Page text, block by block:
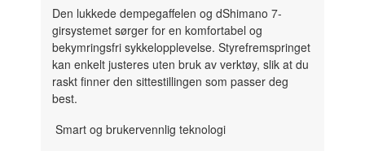
Den lukkede dempegaffelen og dShimano 7-
girsystemet sørger for en komfortabel og
bekymringsfri sykkelopplevelse. Styrefremspringet
kan enkelt justeres uten bruk av verktøy, slik at du
raskt finner den sittestillingen som passer deg
best.
Smart og brukervennlig teknologi